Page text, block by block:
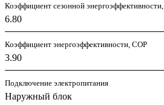
Коэффициент сезонной
6.80
Коэффициент энергоэффективности, COP
3.90
Подключение электропитания
Наружный блок